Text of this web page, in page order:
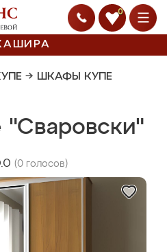
0
→ ШКАФЫ КУПЕ
"Сваровски"
(0 голосов)